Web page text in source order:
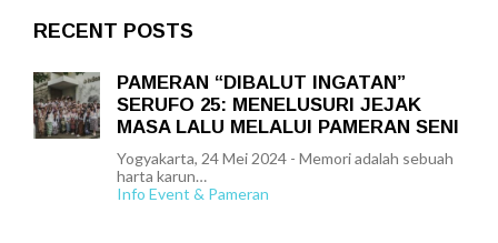
RECENT POSTS
PAMERAN “DIBALUT INGATAN”
SERUFO 25: MENELUSURI JEJAK
MASA LALU MELALUI PAMERAN SENI
Yogyakarta, 24 Mei 2024 - Memori adalah sebuah
harta karun…
Info Event & Pameran